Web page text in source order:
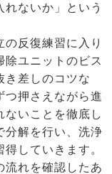
ないか」という
反復練習に入り
除ユニットのビス
き差しのコツな
つ押さえながら進
ないことを徹底し
分解を行い、洗浄
していきます。
流れを確認したあ